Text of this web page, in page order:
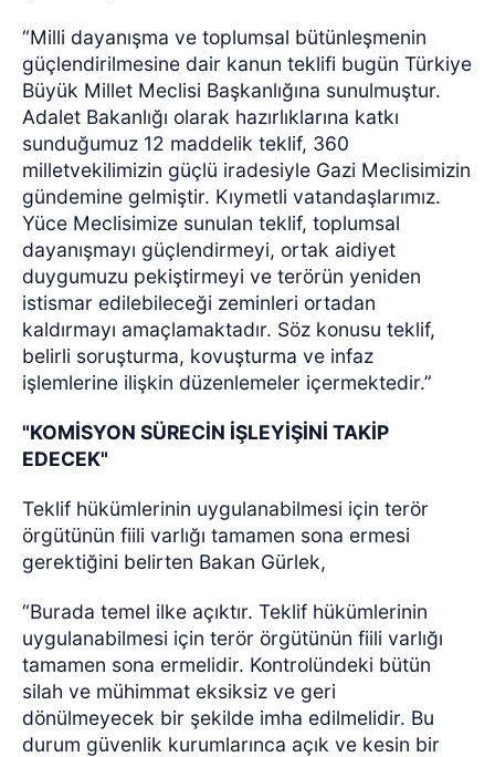
“Milli dayanışma ve toplumsal bütünleşmenin
güçlendirilmesine dair kanun teklifi bugün Türkiye
Büyük Millet Meclisi Başkanlığına sunulmuştur.
Adalet Bakanlığı olarak hazırlıklarına katkı
sunduğumuz 12 maddelik teklif, 360
milletvekilimizin güçlü iradesiyle Gazi Meclisimizin
gündemine gelmiştir. Kıymetli vatandaşlarımız.
Yüce Meclisimize sunulan teklif, toplumsal
dayanışmayı güçlendirmeyi, ortak aidiyet
duygumuzu pekiştirmeyi ve terörün yeniden
istismar edilebileceği zeminleri ortadan
kaldırmayı amaçlamaktadır. Söz konusu teklif,
belirli soruşturma, kovuşturma ve infaz
işlemlerine ilişkin düzenlemeler içermektedir.”
"KOMİSYON SÜRECİN İŞLEYİŞİNİ TAKİP
EDECEK"
Teklif hükümlerinin uygulanabilmesi için terör
örgütünün fiili varlığı tamamen sona ermesi
gerektiğini belirten Bakan Gürlek,
“Burada temel ilke açıktır. Teklif hükümlerinin
uygulanabilmesi için terör örgütünün fiili varlığı
tamamen sona ermelidir. Kontrolündeki bütün
silah ve mühimmat eksiksiz ve geri
dönülmeyecek bir şekilde imha edilmelidir. Bu
durum güvenlik kurumlarınca açık ve kesin bir